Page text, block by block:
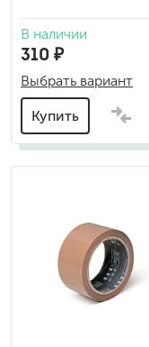
В наличии
310 ₽
Выбрать вариант
Купить